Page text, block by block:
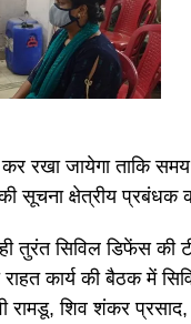
रखा जायेगा ताकि समय
सूचना क्षेत्रीय प्रबंधक
तुरंत सिविल डिफेंस
कार्य की बैठक में
रामडू, शिव शंकर